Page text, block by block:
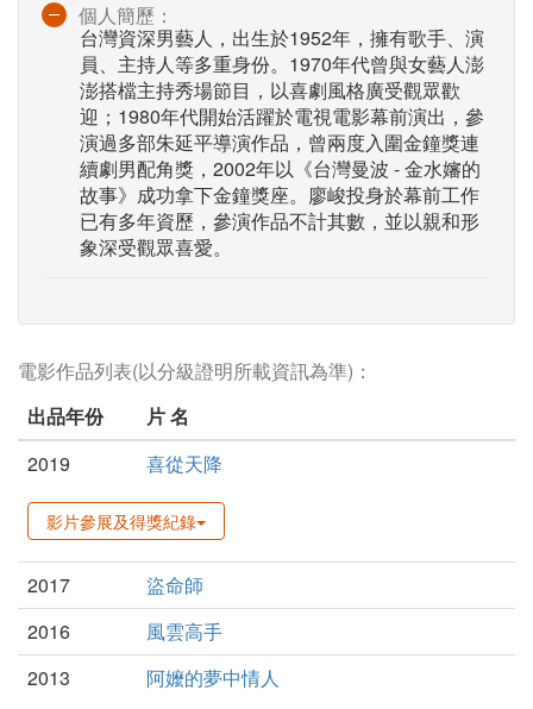
個人簡歷：
台灣資深男藝人，出生於1952年，擁有歌手、演
員、主持人等多重身份。1970年代曾與女藝人澎
澎搭檔主持秀場節目，以喜劇風格廣受觀眾歡
迎；1980年代開始活躍於電視電影幕前演出，參
演過多部朱延平導演作品，曾兩度入圍金鐘獎連
續劇男配角獎，2002年以《台灣曼波 - 金水嬸的
故事》成功拿下金鐘獎座。廖峻投身於幕前工作
已有多年資歷，參演作品不計其數，並以親和形
象深受觀眾喜愛。
電影作品列表(以分級證明所載資訊為準)：
出品年份
片 名
2019
喜從天降
影片參展及得獎紀錄
2017
盜命師
2016
風雲高手
2013
阿嬤的夢中情人